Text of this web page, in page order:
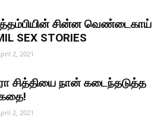
சின்ன வெண்டைகாய்
SEX STORIES
2, 2021
சித்தியை நான் கடைந்தடுத்த
2, 2021